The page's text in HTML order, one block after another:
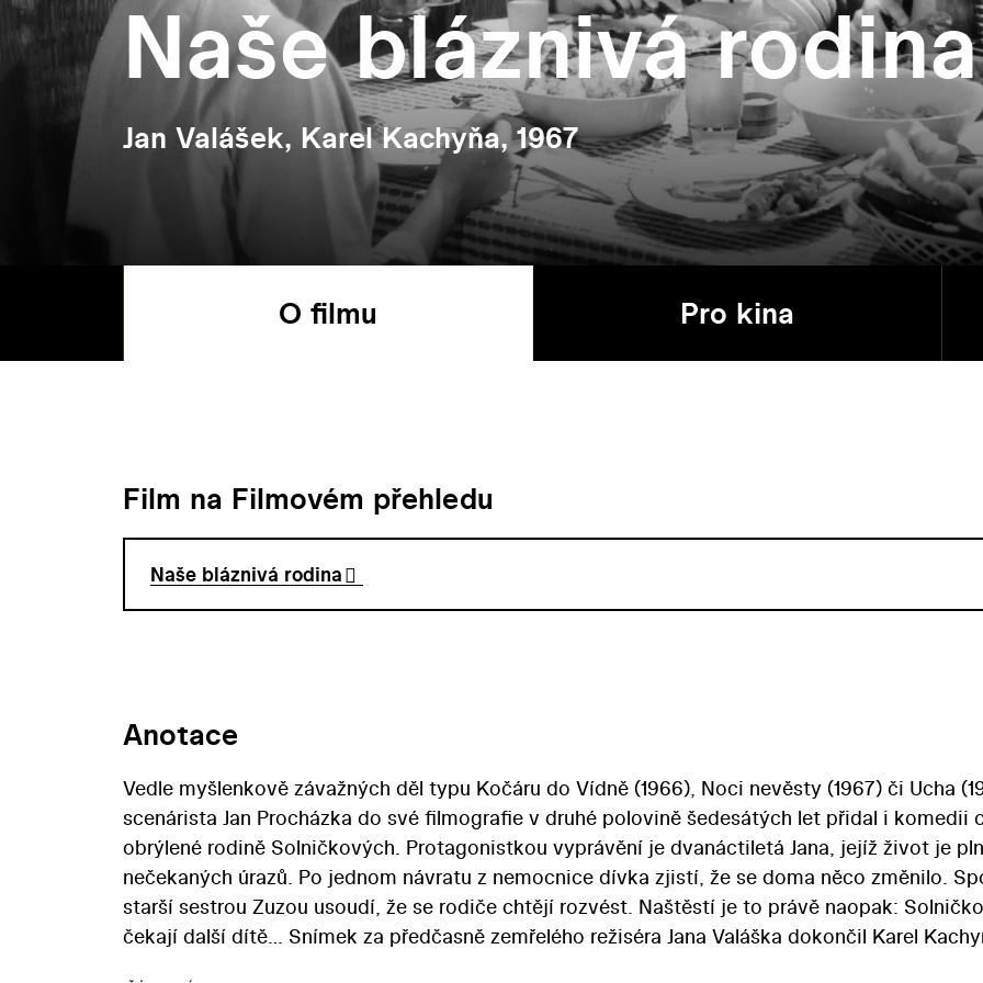
Naše bláznivá rodina
Jan Valášek, Karel Kachyňa, 1967
O filmu Pro kina
Film na Filmovém přehledu
Naše bláznivá rodina
Anotace
Vedle myšlenkově závažných děl typu Kočáru do Vídně (1966), Noci nevěsty (1967) či Ucha
scenárista Jan Procházka do své filmografie v druhé polovině šedesátých let přidal i komedii
obrýlené rodině Solničkových. Protagonistkou vyprávění je dvanáctiletá Jana, jejíž život je
nečekaných úrazů. Po jednom návratu z nemocnice dívka zjistí, že se doma něco změnilo.
starší sestrou Zuzou usoudí, že se rodiče chtějí rozvést. Naštěstí je to právě naopak:
čekají další dítě… Snímek za předčasně zemřelého režiséra Jana Valáška dokončil Karel